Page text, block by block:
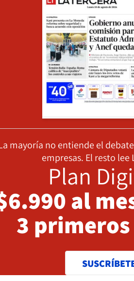
mayoría no entiende el
empresas. El resto lee
Plan
al
3 primeros